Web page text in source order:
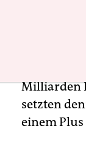
Einigung
Milliarden
setzten
einem Plus